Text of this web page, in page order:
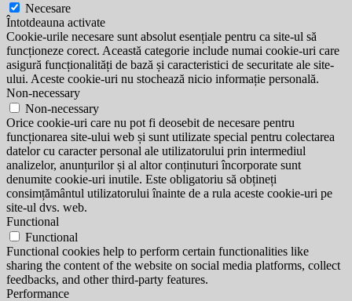
Necesare
Întotdeauna activate
Cookie-urile necesare sunt absolut esențiale pentru ca site-ul să
funcționeze corect. Această categorie include numai cookie-uri care
asigură funcționalități de bază și caracteristici de securitate ale site-
ului. Aceste cookie-uri nu stochează nicio informație personală.
Non-necessary
Non-necessary
Orice cookie-uri care nu pot fi deosebit de necesare pentru
funcționarea site-ului web și sunt utilizate special pentru colectarea
datelor cu caracter personal ale utilizatorului prin intermediul
analizelor, anunțurilor și al altor conținuturi încorporate sunt
denumite cookie-uri inutile. Este obligatoriu să obțineți
consimțământul utilizatorului înainte de a rula aceste cookie-uri pe
site-ul dvs. web.
Functional
Functional
Functional cookies help to perform certain functionalities like
sharing the content of the website on social media platforms, collect
feedbacks, and other third-party features.
Performance